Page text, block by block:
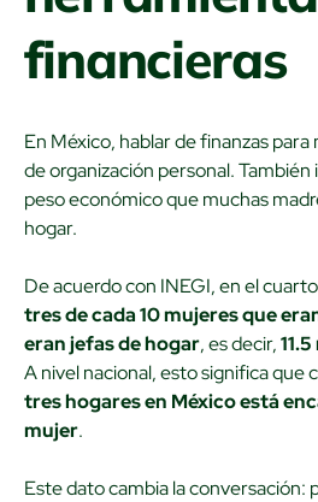
financieras
En México, hablar de finanzas para
de organización personal.
peso económico que muchas
hogar.
De acuerdo con INEGI, en el
tres de cada 10 mujeres que
eran jefas de hogar, es decir,
A nivel nacional, esto significa que
tres hogares en México está
mujer.
Este dato cambia la conversación: